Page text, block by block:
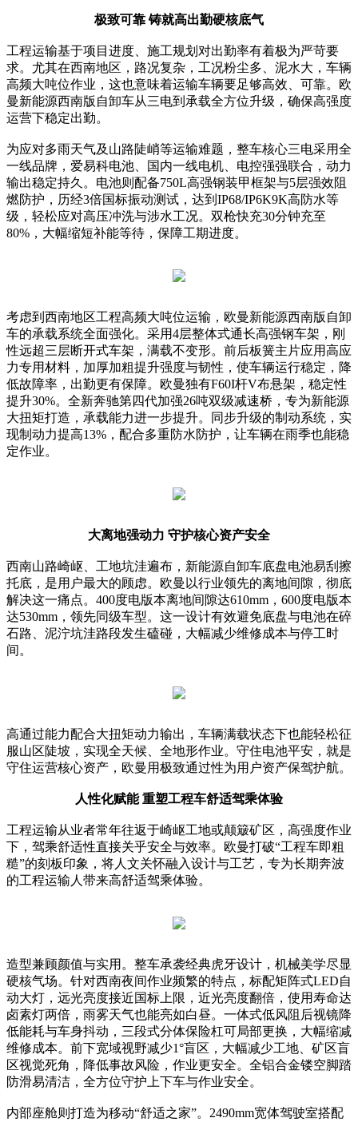
极致可靠 铸就高出勤硬核底气
工程运输基于项目进度、施工规划对出勤率有着极为严苛要
求。尤其在西南地区，路况复杂，工况粉尘多、泥水大，车辆
高频大吨位作业，这也意味着运输车辆要足够高效、可靠。欧
曼新能源西南版自卸车从三电到承载全方位升级，确保高强度
运营下稳定出勤。
为应对多雨天气及山路陡峭等运输难题，整车核心三电采用全
一线品牌，爱易科电池、国内一线电机、电控强强联合，动力
输出稳定持久。电池则配备750L高强钢装甲框架与5层强效阻
燃防护，历经3倍国标振动测试，达到IP68/IP6K9K高防水等
级，轻松应对高压冲洗与涉水工况。双枪快充30分钟充至
80%，大幅缩短补能等待，保障工期进度。
考虑到西南地区工程高频大吨位运输，欧曼新能源西南版自卸
车的承载系统全面强化。采用4层整体式通长高强钢车架，刚
性远超三层断开式车架，满载不变形。前后板簧主片应用高应
力专用材料，加厚加粗提升强度与韧性，使车辆运行稳定，降
低故障率，出勤更有保障。欧曼独有F60I杆V布悬架，稳定性
提升30%。全新奔驰第四代加强26吨双级减速桥，专为新能源
大扭矩打造，承载能力进一步提升。同步升级的制动系统，实
现制动力提高13%，配合多重防水防护，让车辆在雨季也能稳
定作业。
大离地强动力 守护核心资产安全
西南山路崎岖、工地坑洼遍布，新能源自卸车底盘电池易刮擦
托底，是用户最大的顾虑。欧曼以行业领先的离地间隙，彻底
解决这一痛点。400度电版本离地间隙达610mm，600度电版本
达530mm，领先同级车型。这一设计有效避免底盘与电池在碎
石路、泥泞坑洼路段发生磕碰，大幅减少维修成本与停工时
间。
高通过能力配合大扭矩动力输出，车辆满载状态下也能轻松征
服山区陡坡，实现全天候、全地形作业。守住电池平安，就是
守住运营核心资产，欧曼用极致通过性为用户资产保驾护航。
人性化赋能 重塑工程车舒适驾乘体验
工程运输从业者常年往返于崎岖工地或颠簸矿区，高强度作业
下，驾乘舒适性直接关乎安全与效率。欧曼打破“工程车即粗
糙”的刻板印象，将人文关怀融入设计与工艺，专为长期奔波
的工程运输人带来高舒适驾乘体验。
造型兼顾颜值与实用。整车承袭经典虎牙设计，机械美学尽显
硬核气场。针对西南夜间作业频繁的特点，标配矩阵式LED自
动大灯，远光亮度接近国标上限，近光亮度翻倍，使用寿命达
卤素灯两倍，雨雾天气也能亮如白昼。一体式低风阻后视镜降
低能耗与车身抖动，三段式分体保险杠可局部更换，大幅缩减
维修成本。前下宽域视野减少1°盲区，大幅减少工地、矿区盲
区视觉死角，降低事故风险，作业更安全。全铝合金镂空脚踏
防滑易清洁，全方位守护上下车与作业安全。
内部座舱则打造为移动“舒适之家”。2490mm宽体驾驶室搭配